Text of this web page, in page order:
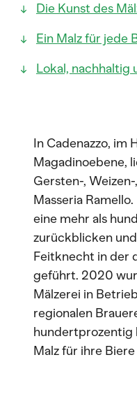
Die Kunst des
Ein Malz für jede
Lokal, nachhaltig
In Cadenazzo, im
Magadinoebene,
Gersten-,
Masseria
eine mehr als
zurückblicken
Feitknecht in der
geführt. 2020
Mälzerei in
regionalen
hundertprozentig
Malz für ihre